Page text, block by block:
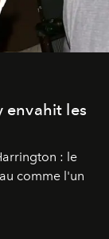
envahit les
: le
comme l'un